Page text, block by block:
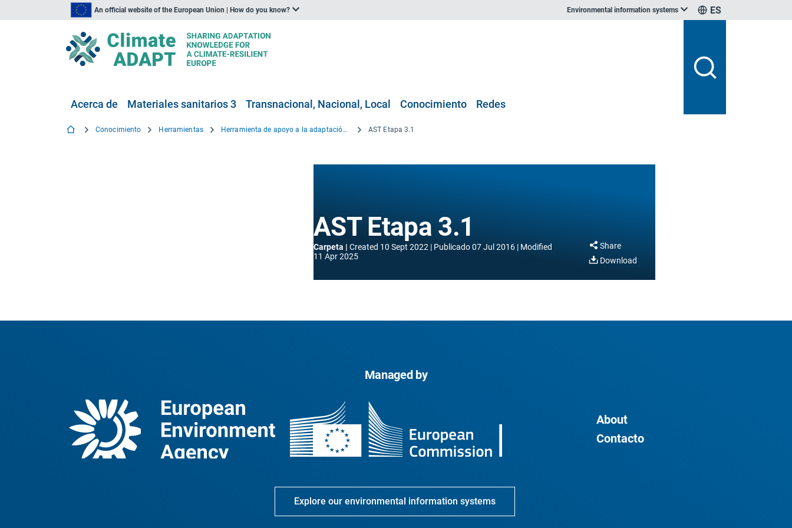
An official website of the European Union | How do you know? Environmental information systems ES
Acerca de Materiales sanitarios 3 Transnacional, Nacional, Local Conocimiento Redes
Conocimiento Herramientas Herramienta de apoyo a la adaptación – Introducción AST Etapa 3.1
AST Etapa 3.1
Carpeta Created 10 Sept 2022 Publicado07 Jul 2016
Modified
11 Apr 2025
Share
Download
Managed by
About
Contacto
Explore our environmental information systems